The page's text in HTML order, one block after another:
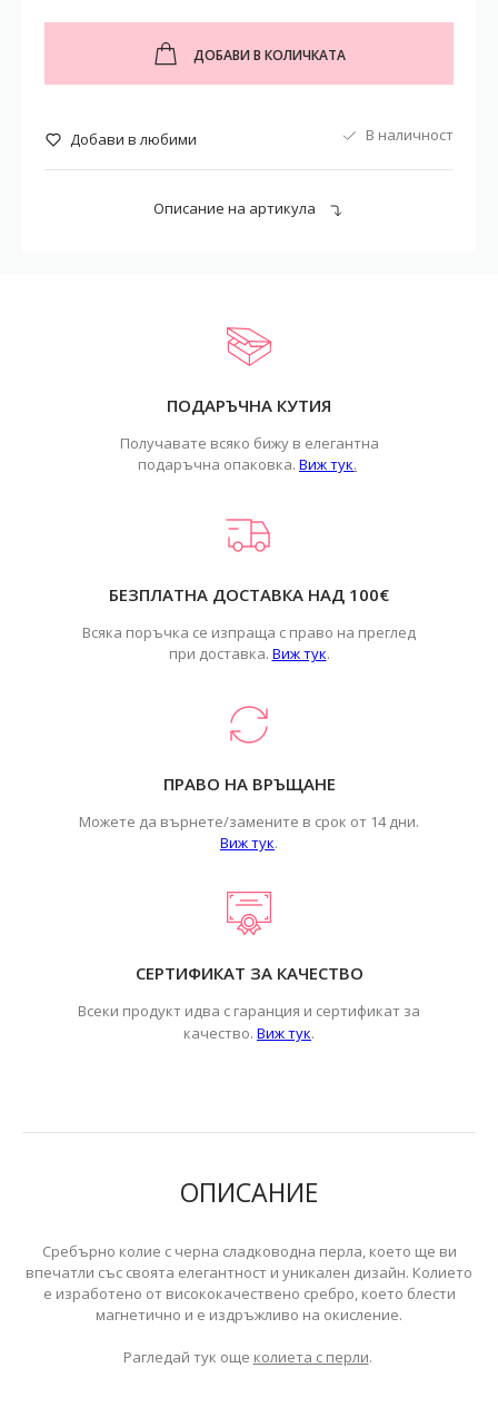
ДОБАВИ В КОЛИЧКАТА
Добави в любими В наличност
Описание на артикула
ПОДАРЪЧНА КУТИЯ
Получавате всяко бижу в елегантна
подаръчна опаковка. Виж тук.
БЕЗПЛАТНА ДОСТАВКА НАД 100€
Всяка поръчка се изпраща с право на преглед
при доставка. Виж тук.
ПРАВО НА ВРЪЩАНЕ
Можете да върнете/замените в срок от 14 дни.
Виж тук.
СЕРТИФИКАТ ЗА КАЧЕСТВО
Всеки продукт идва с гаранция и сертификат за
качество. Виж тук.
ОПИСАНИЕ
Сребърно колие с черна сладководна перла, което ще ви
впечатли със своята елегантност и уникален дизайн. Колието
е изработено от висококачествено сребро, което блести
магнетично и е издръжливо на окисление.
Рагледай тук още колиета с перли.